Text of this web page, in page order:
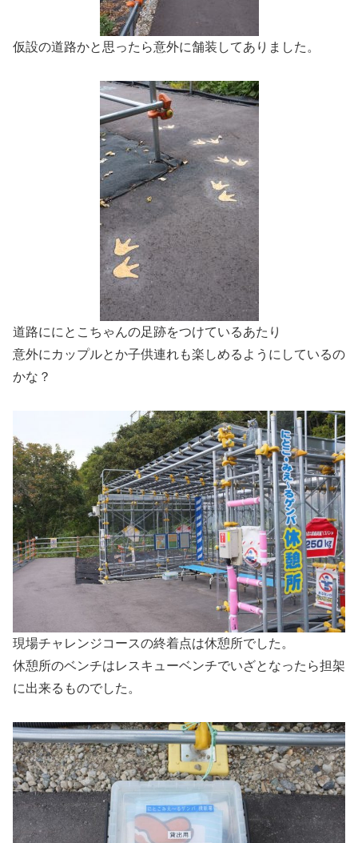
仮設の道路かと思ったら意外に舗装してありました。
道路ににとこちゃんの足跡をつけているあたり
意外にカップルとか子供連れも楽しめるようにしているの
かな？
現場チャレンジコースの終着点は休憩所でした。
休憩所のベンチはレスキューベンチでいざとなったら担架
に出来るものでした。